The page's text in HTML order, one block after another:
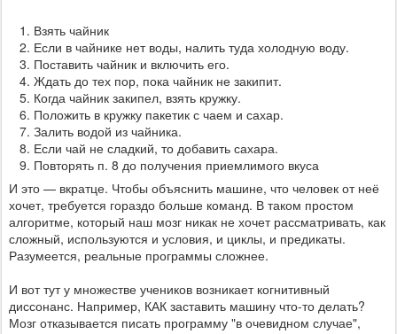
Взять чайник
Если в чайнике нет воды, налить туда холодную воду.
Поставить чайник и включить его.
Ждать до тех пор, пока чайник не закипит.
Когда чайник закипел, взять кружку.
Положить в кружку пакетик с чаем и сахар.
Залить водой из чайника.
Если чай не сладкий, то добавить сахара.
Повторять п. 8 до получения приемлимого вкуса
И это — вкратце. Чтобы объяснить машине, что человек от неё
хочет, требуется гораздо больше команд. В таком простом
алгоритме, который наш мозг никак не хочет рассматривать, как
сложный, используются и условия, и циклы, и предикаты.
Разумеется, реальные программы сложнее.
И вот тут у множестве учеников возникает когнитивный
диссонанс. Например, КАК заставить машину что-то делать?
Мозг отказывается писать программу "в очевидном случае",